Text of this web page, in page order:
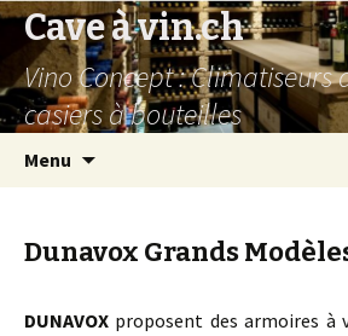
Cave à vin.ch
Vino Concept : Climatiseurs
casiers à bouteilles
Menu
Dunavox Grands
DUNAVOX proposent des armoires à